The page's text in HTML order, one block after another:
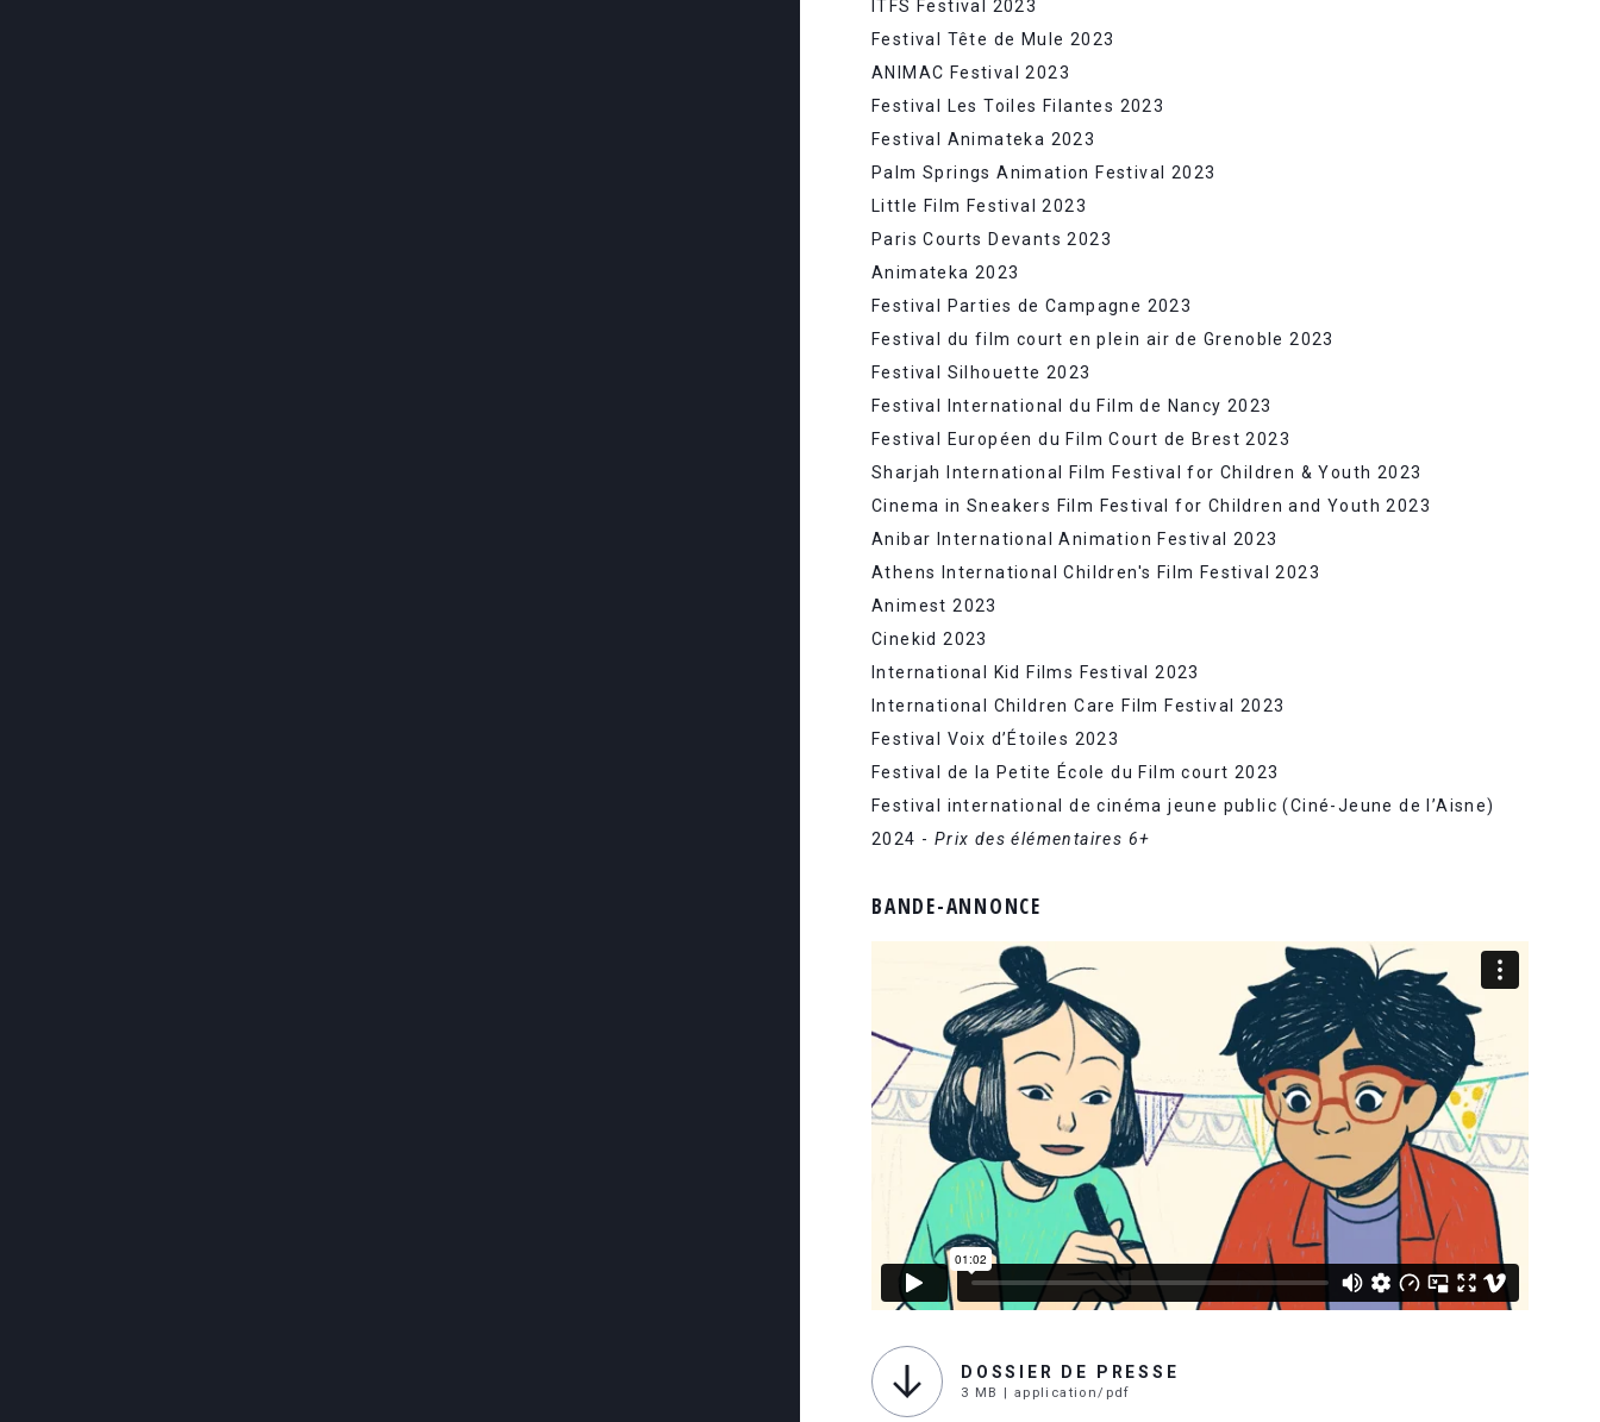
ITFS Festival 2023
Festival Tête de Mule 2023
ANIMAC Festival 2023
Festival Les Toiles Filantes 2023
Festival Animateka 2023
Palm Springs Animation Festival 2023
Little Film Festival 2023
Paris Courts Devants 2023
Animateka 2023
Festival Parties de Campagne 2023
Festival du film court en plein air de Grenoble 2023
Festival Silhouette 2023
Festival International du Film de Nancy 2023
Festival Européen du Film Court de Brest 2023
Sharjah International Film Festival for Children & Youth 2023
Cinema in Sneakers Film Festival for Children and Youth 2023
Anibar International Animation Festival 2023
Athens International Children's Film Festival 2023
Animest 2023
Cinekid 2023
International Kid Films Festival 2023
International Children Care Film Festival 2023
Festival Voix d’Étoiles 2023
Festival de la Petite École du Film court 2023
Festival international de cinéma jeune public (Ciné-Jeune de l’Aisne)
2024 - Prix des élémentaires 6+
BANDE-ANNONCE
DOSSIER DE PRESSE
3 MB | application/pdf